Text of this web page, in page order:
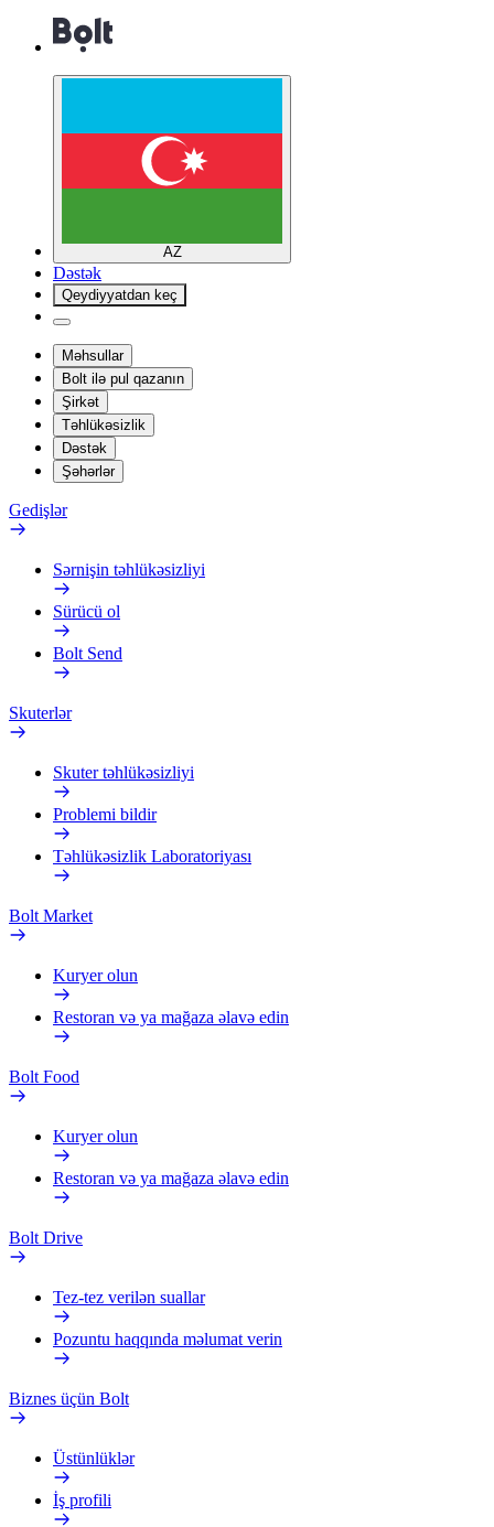
AZ
Dəstək
Qeydiyyatdan keç
Məhsullar
Bolt ilə pul qazanın
Şirkət
Təhlükəsizlik
Dəstək
Şəhərlər
Gedişlər
Sərnişin təhlükəsizliyi
Sürücü ol
Bolt Send
Skuterlər
Skuter təhlükəsizliyi
Problemi bildir
Təhlükəsizlik Laboratoriyası
Bolt Market
Kuryer olun
Restoran və ya mağaza əlavə edin
Bolt Food
Kuryer olun
Restoran və ya mağaza əlavə edin
Bolt Drive
Tez-tez verilən suallar
Pozuntu haqqında məlumat verin
Biznes üçün Bolt
Üstünlüklər
İş profili